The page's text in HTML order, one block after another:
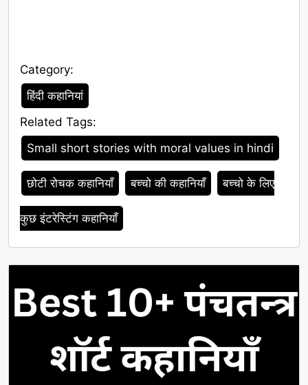
Category:
Category
हिंदी कहानियां
Related Tags:
Tags
Small short stories with moral values in hindi
छोटी रोचक कहानियाँ बच्चो की कहानियाँ बच्चो के लिए
कुछ इंटरेस्टिंग कहानियाँ